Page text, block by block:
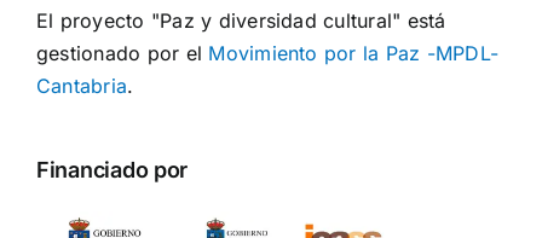
El proyecto "Paz y diversidad cultural" está
gestionado por el Movimiento por la Paz -MPDL-
Cantabria.
Financiado por